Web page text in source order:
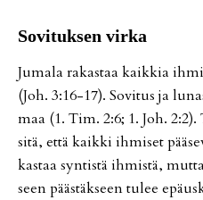
So­vi­tuk­sen vir­ka
Ju­ma­la ra­kas­taa kaik­kia
(Joh. 3:16-17). So­vi­tus ja
maa (1. Tim. 2:6; 1. Joh.
sitä, et­tä kaik­ki ih­mi­set
kas­taa syn­tis­tä ih­mis­tä,
seen pääs­täk­seen tu­lee